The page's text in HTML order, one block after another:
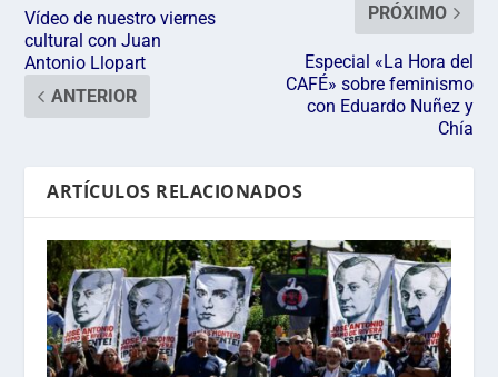
Vídeo de nuestro viernes
cultural con Juan
Antonio Llopart
ANTERIOR
PRÓXIMO
Especial «La Hora del
CAFÉ» sobre feminismo
con Eduardo Nuñez y
Chía
ARTÍCULOS RELACIONADOS